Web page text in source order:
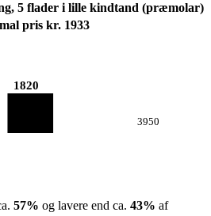
5 flader i lille kindtand (præmolar)
pris kr. 1933
1820
3950
57% og lavere end ca. 43% af